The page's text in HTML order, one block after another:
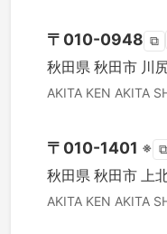
〒 010-0948 ⧉
秋田県 秋田市 川
AKITA KEN AKITA
〒 010-1401 ※ ⧉
秋田県 秋田市 上
AKITA KEN AKITA